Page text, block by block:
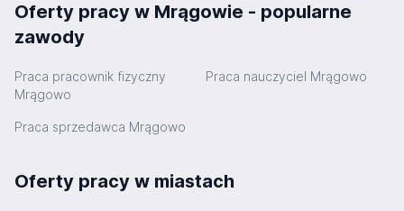
Oferty pracy w Mrągowie - popularne
zawody
Praca pracownik fizyczny
Mrągowo
Praca nauczyciel Mrągowo
Praca sprzedawca Mrągowo
Oferty pracy w miastach